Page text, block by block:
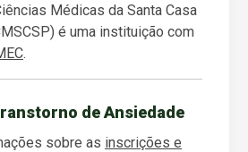
Médicas da Santa Casa
é uma instituição com
.
de Ansiedade
sobre as inscrições e